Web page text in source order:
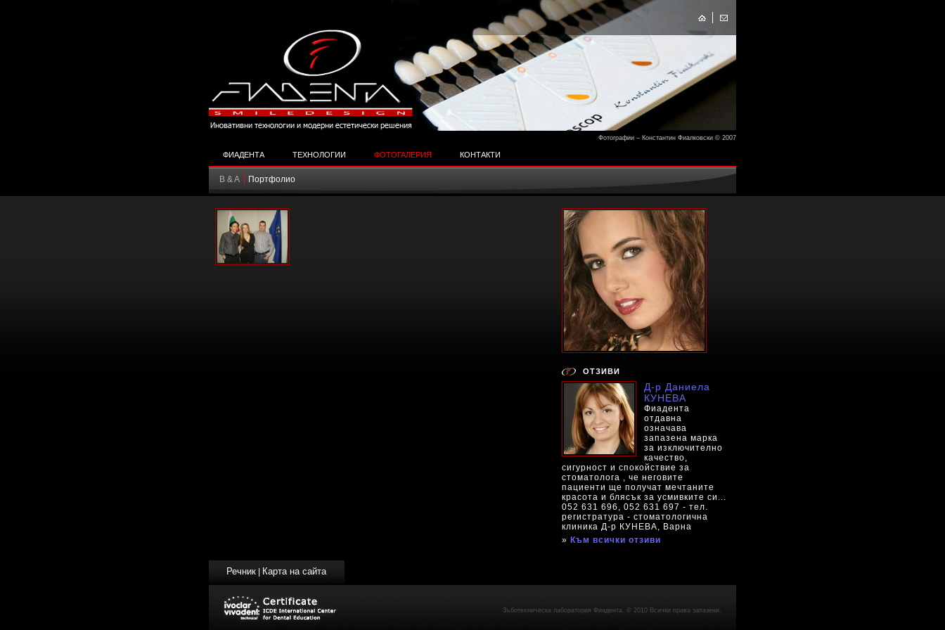
Фотографии – Константин Фиалковски © 2007
ФИАДЕНТА ТЕХНОЛОГИИ ФОТОГАЛЕРИЯ КОНТАКТИ
B & A Портфолио
ОТЗИВИ
Д-р Даниела
КУНЕВА
Фиадента
отдавна
означава
запазена марка
за изключително
качество,
сигурност и спокойствие за
стоматолога , че неговите
пациенти ще получат мечтаните
красота и блясък за усмивките си...
052 631 696, 052 631 697 - тел.
регистратура - стоматологична
клиника Д-р КУНЕВА, Варна
» Към всички отзиви
Зъботехническа лаборатория Фиадента. © 2010 Всички права запазени.
Речник Карта на сайта